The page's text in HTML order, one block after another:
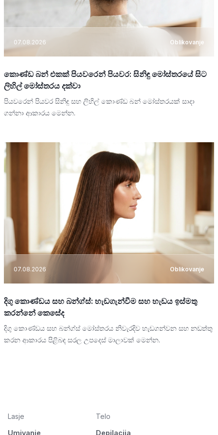
07.08.2026 Oblikovanje
කොණ්ඩ බන් එකක් පියවරෙන් පියවර: සිනිඳු මෝස්තරයේ සිට
ලිහිල් මෝස්තරය දක්වා
පියවරෙන් පියවර සිනිඳු සහ ලිහිල් කොණ්ඩ බන් මෝස්තරයක් සාදා
ගන්නා ආකාරය මෙන්න.
07.08.2026 Oblikovanje
දිගු කොණ්ඩය සහ බන්ග්ස්: හැඩගැන්වීම සහ හැඩය ඉස්මතු
කරන්නේ කෙසේද
දිගු කොණ්ඩය සහ බන්ග්ස් මෝස්තරය නිවැරදිව හැඩගන්වන සහ නඩත්තු
කරන ආකාරය පිළිබඳ සරල උපදෙස් මාලාවක් මෙන්න.
Lasje
Umivanje
Telo
Depilacija